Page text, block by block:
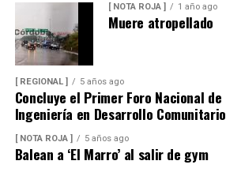
[ NOTA ROJA ] 1 año ago
Muere atropellado
[ REGIONAL ] 5 años ago
Concluye el Primer Foro Nacional de
Ingeniería en Desarrollo Comunitario
[ NOTA ROJA ] 5 años ago
Balean a ‘El Marro’ al salir de gym